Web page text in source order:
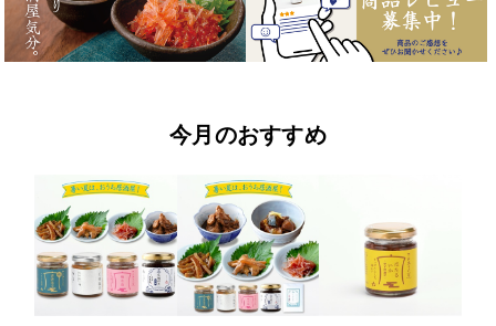
今月のおすすめ